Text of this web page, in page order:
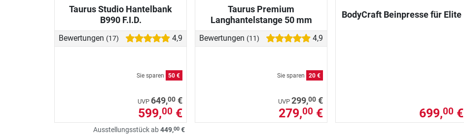
Taurus Studio Hantelbank
B990 F.I.D.
Bewertungen (17) 4,9
Sie sparen 50 €
UVP 649,00 €
599,00 €
Ausstellungsstück ab449,00 €
Taurus Premium
Langhantelstange 50 mm
Bewertungen (11) 4,9
Sie sparen 20 €
UVP 299,00 €
279,00 €
BodyCraft Beinpresse für Elite
699,00 €